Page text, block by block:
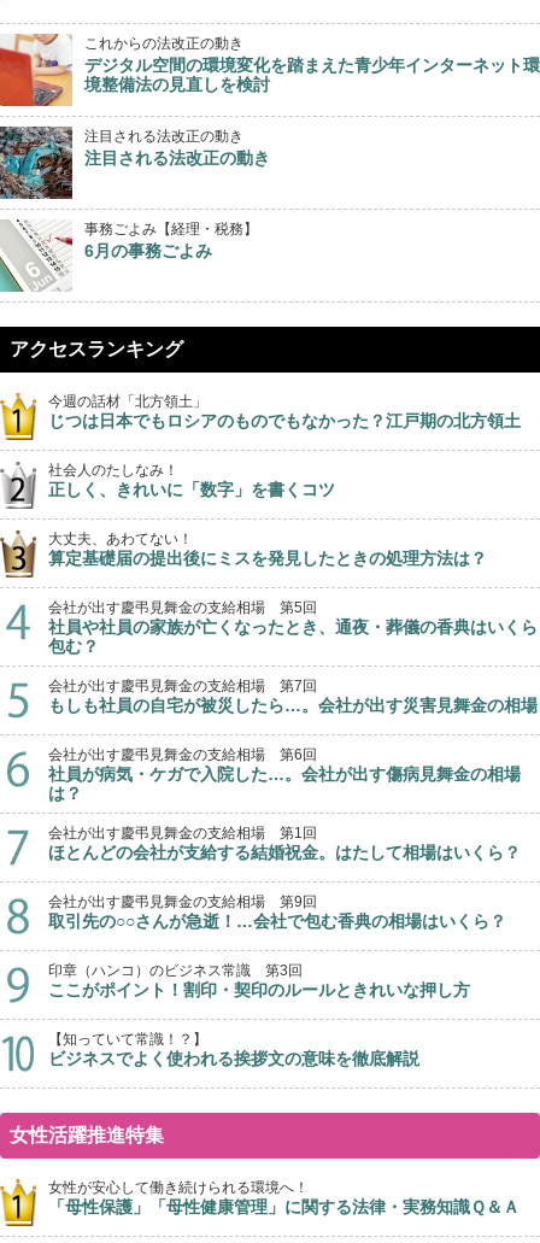
これからの法改正の動き
デジタル空間の環境変化を踏まえた青少年インターネット環
境整備法の見直しを検討
注目される法改正の動き
注目される法改正の動き
事務ごよみ【経理・税務】
6月の事務ごよみ
アクセスランキング
今週の話材「北方領土」
じつは日本でもロシアのものでもなかった？江戸期の北方領土
社会人のたしなみ！
正しく、きれいに「数字」を書くコツ
大丈夫、あわてない！
算定基礎届の提出後にミスを発見したときの処理方法は？
会社が出す慶弔見舞金の支給相場 第5回
社員や社員の家族が亡くなったとき、通夜・葬儀の香典はいくら
包む？
会社が出す慶弔見舞金の支給相場 第7回
もしも社員の自宅が被災したら…。会社が出す災害見舞金の相場
会社が出す慶弔見舞金の支給相場 第6回
社員が病気・ケガで入院した…。会社が出す傷病見舞金の相場
は？
会社が出す慶弔見舞金の支給相場 第1回
ほとんどの会社が支給する結婚祝金。はたして相場はいくら？
会社が出す慶弔見舞金の支給相場 第9回
取引先の○○さんが急逝！…会社で包む香典の相場はいくら？
印章（ハンコ）のビジネス常識 第3回
ここがポイント！割印・契印のルールときれいな押し方
【知っていて常識！？】
ビジネスでよく使われる挨拶文の意味を徹底解説
女性活躍推進特集
女性が安心して働き続けられる環境へ！
「母性保護」「母性健康管理」に関する法律・実務知識Ｑ＆Ａ